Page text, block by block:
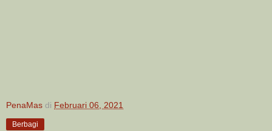
PenaMas di Februari 06, 2021
Berbagi